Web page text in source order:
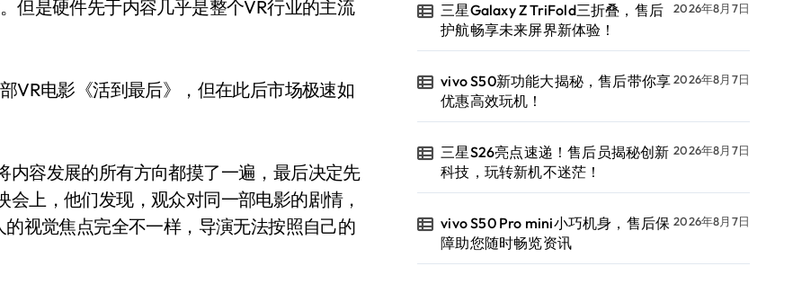
但是硬件先于内容几乎是整个VR行业的主流
VR电影《活到最后》，但在此后市场极速如
容发展的所有方向都摸了一遍，最后决定先
上，他们发现，观众对同一部电影的剧情，
视觉焦点完全不一样，导演无法按照自己的
三星Galaxy Z TriFold三折叠，售后
护航畅享未来屏界新体验！
2026年8月7日
vivo S50新功能大揭秘，售后带你享
优惠高效玩机！
2026年8月7日
三星S26亮点速递！售后员揭秘创新
科技，玩转新机不迷茫！
2026年8月7日
vivo S50 Pro mini小巧机身，售后保
障助您随时畅览资讯
2026年8月7日